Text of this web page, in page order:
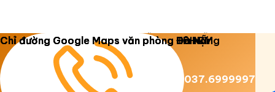
Copyright 2026 © Luật Dương Gia